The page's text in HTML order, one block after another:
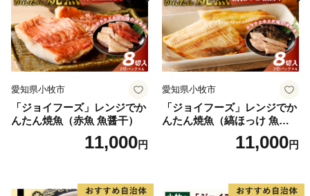
愛知県小牧市
「ジョイフーズ」レンジでか
んたん焼魚（赤魚 魚醤干）
11,000円
愛知県小牧市
「ジョイフーズ」レンジでか
んたん焼魚（縞ほっけ 魚醤
11,000円